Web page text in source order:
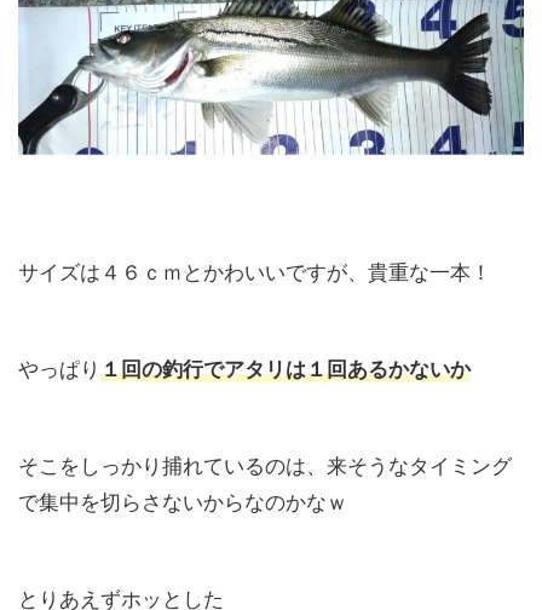
サイズは４６ｃｍとかわいいですが、貴重な一本！
やっぱり １回の釣行でアタリは１回あるかないか
そこをしっかり捕れているのは、来そうなタイミング
で集中を切らさないからなのかなｗ
とりあえずホッとした